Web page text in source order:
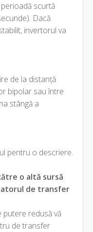
scurtă
Dacă
invertorul va
de la distanță
bipolar sau între
stângă a
pentru o descriere.
o altă sursă
de transfer
redusă vă
de transfer